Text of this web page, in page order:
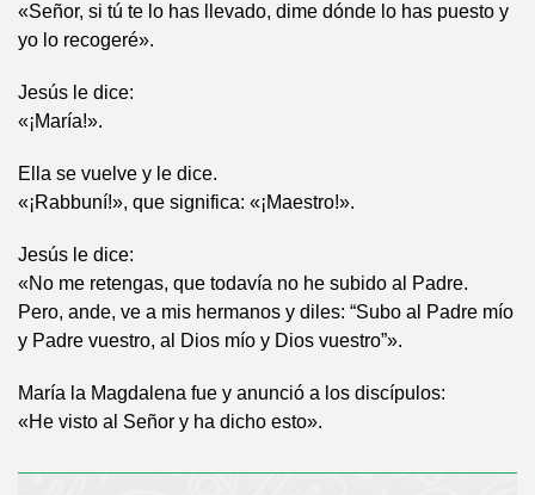
«Señor, si tú te lo has llevado, dime dónde lo has puesto y
yo lo recogeré».
Jesús le dice:
«¡María!».
Ella se vuelve y le dice.
«¡Rabbuní!», que significa: «¡Maestro!».
Jesús le dice:
«No me retengas, que todavía no he subido al Padre.
Pero, ande, ve a mis hermanos y diles: “Subo al Padre mío
y Padre vuestro, al Dios mío y Dios vuestro”».
María la Magdalena fue y anunció a los discípulos:
«He visto al Señor y ha dicho esto».